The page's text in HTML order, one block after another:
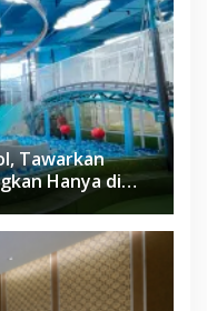
Tawarkan
Hanya di